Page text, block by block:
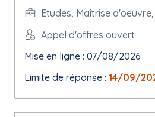
Etudes, Maîtrise
Appel d'offres ouvert
Mise en ligne : 07/08/2026
Limite de réponse : 14/09/